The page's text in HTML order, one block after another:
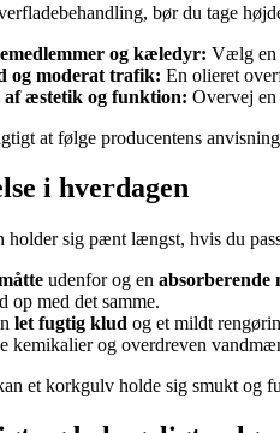
bør du tage
og kæledyr: Vælg en
og moderat trafik: En olieret
æstetik og funktion: Overvej
at følge producentens
i hverdagen
sig pænt længst, hvis du
udenfor og en absorberende
op med det samme.
let fugtig klud og et mildt
kemikalier og overdreven
et korkgulv holde sig smukt og